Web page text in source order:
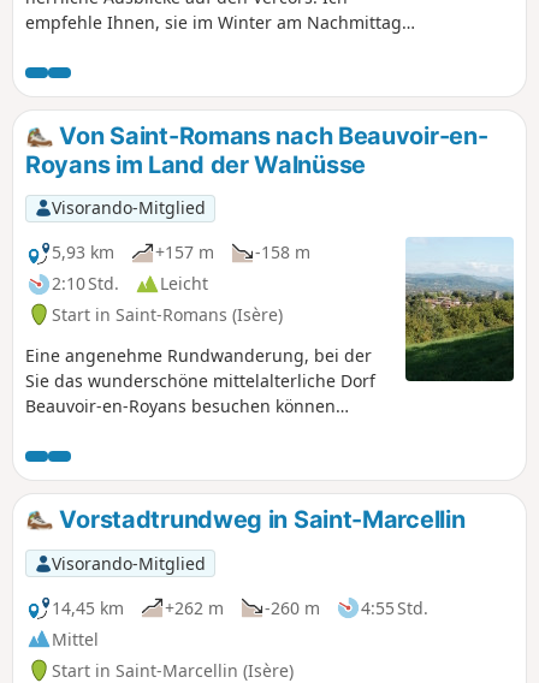
empfehle Ihnen, sie im Winter am Nachmittag
unternehmen.
Von Saint-Romans nach Beauvoir-en-
Royans im Land der Walnüsse
Visorando-Mitglied
5,93 km
+157 m
-158 m
2:10 Std.
Leicht
Start in Saint-Romans (Isère)
Eine angenehme Rundwanderung, bei der
Sie das wunderschöne mittelalterliche Dorf
Beauvoir-en-Royans besuchen können
Ruinen, Karmeliterkloster, schöne Häuser
und mittelalterlicher Platz); die Zeit für die
Besichtigung des Dorfes ist nicht in der
Wanderung enthalten. Sie durchqueren
zahlreiche Walnusshaine, die für die Region
charakteristisch sind. Die Wanderung
verläuft größtenteils im Schatten und eignet
sich sehr gut für Familien.
Vorstadtrundweg in Saint-Marcellin
Visorando-Mitglied
14,45 km
+262 m -260 m
4:55 Std.
Mittel
Start in Saint-Marcellin (Isère)